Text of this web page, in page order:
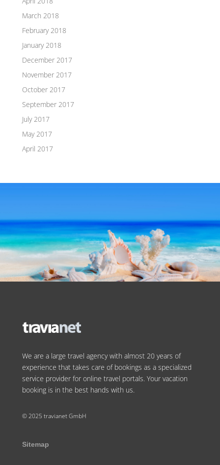
March 2018
February 2018
January 2018
December 2017
November 2017
October 2017
September 2017
July 2017
May 2017
April 2017
We are a large travel agency with almost 20 years of
experience that takes care of bookings as a specialized
service provider for online travel portals. Your vacation
booking is in the best hands with us.
© 2025 travianet GmbH
Sitemap